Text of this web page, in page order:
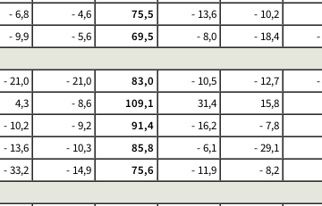
- 6,8 - 4,6 75,5 - 13,6 - 10,2
- 9,9 - 5,6 69,5 - 8,0 - 18,4
- 21,0 - 21,0 83,0 - 10,5 - 12,7
4,3 - 8,6 109,1 31,4 15,8
- 10,2 - 9,2 91,4 - 16,2 - 7,8
- 13,6 - 10,3 85,8 - 6,1 - 29,1
- 33,2 - 14,9 75,6 - 11,9 - 8,2